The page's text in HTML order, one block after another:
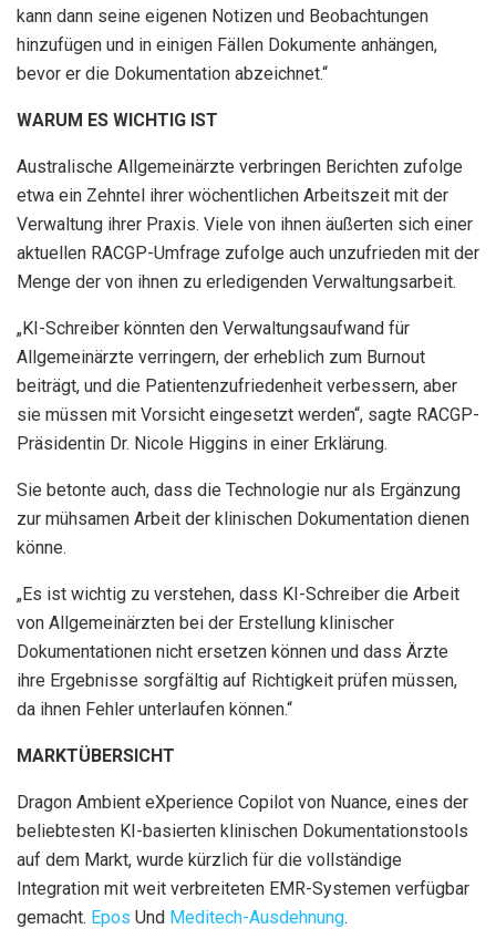
kann dann seine eigenen Notizen und Beobachtungen
hinzufügen und in einigen Fällen Dokumente anhängen,
bevor er die Dokumentation abzeichnet.“
WARUM ES WICHTIG IST
Australische Allgemeinärzte verbringen Berichten zufolge
etwa ein Zehntel ihrer wöchentlichen Arbeitszeit mit der
Verwaltung ihrer Praxis. Viele von ihnen äußerten sich einer
aktuellen RACGP-Umfrage zufolge auch unzufrieden mit der
Menge der von ihnen zu erledigenden Verwaltungsarbeit.
„KI-Schreiber könnten den Verwaltungsaufwand für
Allgemeinärzte verringern, der erheblich zum Burnout
beiträgt, und die Patientenzufriedenheit verbessern, aber
sie müssen mit Vorsicht eingesetzt werden“, sagte RACGP-
Präsidentin Dr. Nicole Higgins in einer Erklärung.
Sie betonte auch, dass die Technologie nur als Ergänzung
zur mühsamen Arbeit der klinischen Dokumentation dienen
könne.
„Es ist wichtig zu verstehen, dass KI-Schreiber die Arbeit
von Allgemeinärzten bei der Erstellung klinischer
Dokumentationen nicht ersetzen können und dass Ärzte
ihre Ergebnisse sorgfältig auf Richtigkeit prüfen müssen,
da ihnen Fehler unterlaufen können.“
MARKTÜBERSICHT
Dragon Ambient eXperience Copilot von Nuance, eines der
beliebtesten KI-basierten klinischen Dokumentationstools
auf dem Markt, wurde kürzlich für die vollständige
Integration mit weit verbreiteten EMR-Systemen verfügbar
gemacht. Epos Und Meditech-Ausdehnung.